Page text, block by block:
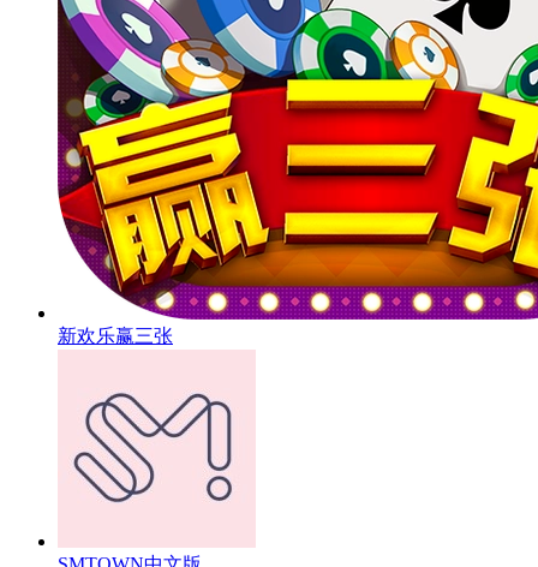
新欢乐赢三张